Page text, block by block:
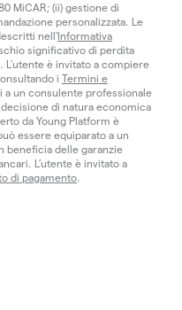
MiCAR; (ii) gestione di
personalizzata. Le
nell'Informativa
significativo di perdita
è invitato a compiere
i Termini e
a un consulente professionale
di natura economica
da Young Platform è
essere equiparato a un
beneficia delle garanzie
L’utente è invitato a
di pagamento.